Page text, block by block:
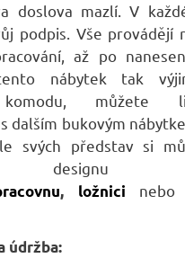
doslova mazlí. V
podpis. Vše provádějí
až po
nábytek tak
můžete
dalším bukovým
svých představ si
designu
, ložnici nebo
údržba: